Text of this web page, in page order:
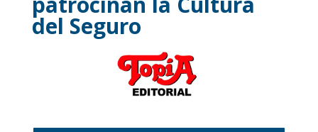
del Seguro